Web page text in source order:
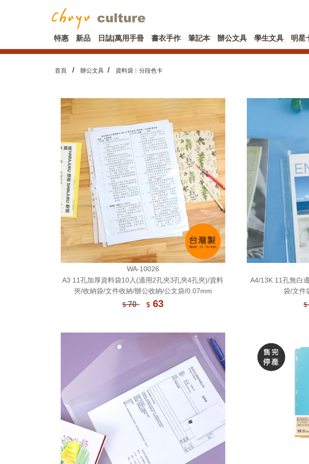
特惠 新品 日誌|萬用手冊 書衣手作 筆記本 辦公文具 學生文具 明星
首頁 辦公文具 資料袋︱分段色卡
WA-10026
A3 11孔加厚資料袋10入(適用2孔夾3孔夾4孔夾)/資料
夾/收納袋/文件收納/辦公收納/公文袋/0.07mm
$70 $63
A4/13K 11孔無白
袋/文件
$